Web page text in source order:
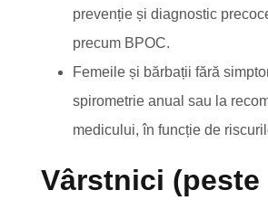
prevenție și diagnostic
precum BPOC.
Femeile și bărbații fără
spirometrie anual sau la
medicului, în funcție de
Vârstnici (peste